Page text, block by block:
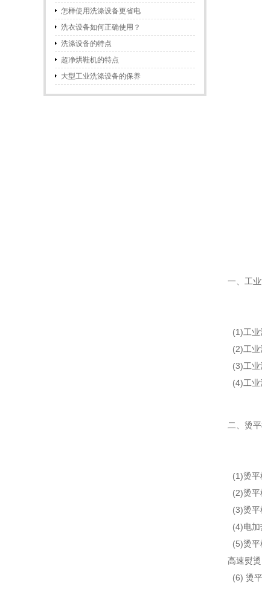
怎样使用洗涤设备更省电
洗衣设备如何正确使用？
洗涤设备的特点
超净烘鞋机的特点
大型工业洗涤设备的保养
一、工
(1)工业
(2)工业
(3)工业
(4)工业
二、烫
(1)烫平
(2)烫平
(3)烫平
(4)电加
(5)烫平
高速熨烫
(6) 烫